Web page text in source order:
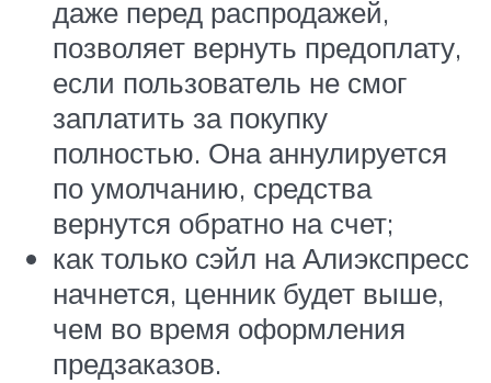
даже перед распродажей,
позволяет вернуть предоплату,
если пользователь не смог
заплатить за покупку
полностью. Она аннулируется
по умолчанию, средства
вернутся обратно на счет;
как только сэйл на Алиэкспресс
начнется, ценник будет выше,
чем во время оформления
предзаказов.